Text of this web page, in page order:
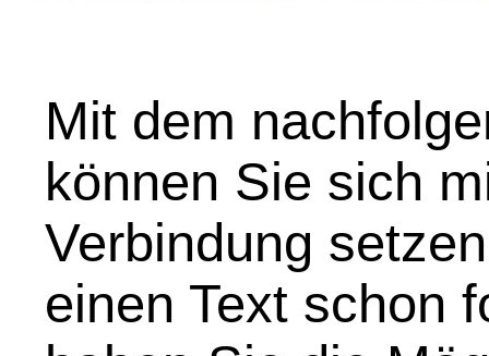
Mit dem
können Sie sich
Verbindung
einen Text schon